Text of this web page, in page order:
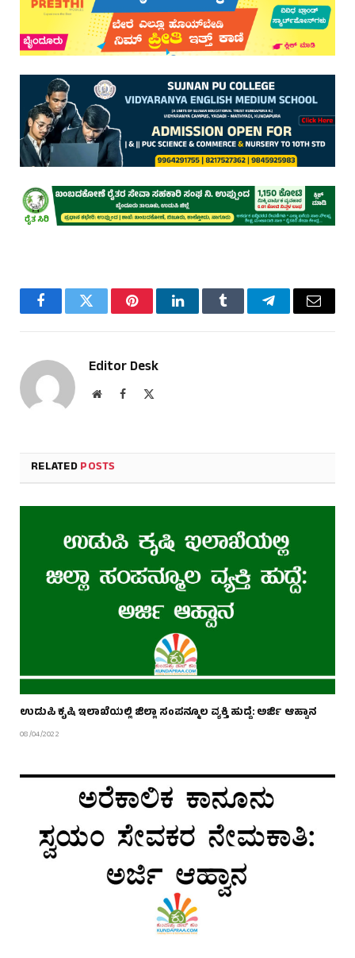
FacebookTwitter PinterestLinkedInTumblr TelegramEmail
Editor Desk
WebsiteFacebook
RELATEDPOSTS
ಉಡುಪಿ ಕೃಷಿ ಇಲಾಖೆಯಲ್ಲಿ ಜಿಲ್ಲಾ ಸಂಪನ್ಮೂಲ ವ್ಯಕ್ತಿ ಹುದ್ದೆ: ಅರ್ಜಿ ಆಹ್ವಾನ
08/04/2022